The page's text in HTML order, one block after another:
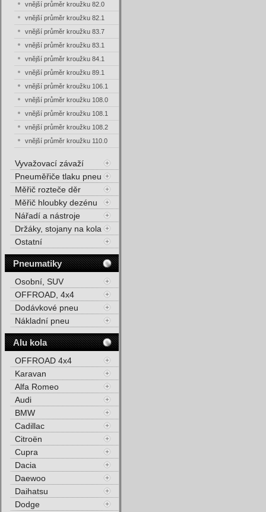
vnější průměr kroužku 82.0
vnější průměr kroužku 82.1
vnější průměr kroužku 83.7
vnější průměr kroužku 83.1
vnější průměr kroužku 84.1
vnější průměr kroužku 89.1
vnější průměr kroužku 106.1
vnější průměr kroužku 108.0
vnější průměr kroužku 108.1
vnější průměr kroužku 108.2
vnější průměr kroužku 110.0
Vyvažovací závaží
Pneuměřiče tlaku pneu
Měřič rozteče děr
Měřič hloubky dezénu
Nářadí a nástroje
Držáky, stojany na kola
Ostatní
Pneumatiky
Osobní, SUV
OFFROAD, 4x4
Dodávkové pneu
Nákladní pneu
Alu kola
OFFROAD 4x4
Karavan
Alfa Romeo
Audi
BMW
Cadillac
Citroën
Cupra
Dacia
Daewoo
Daihatsu
Dodge